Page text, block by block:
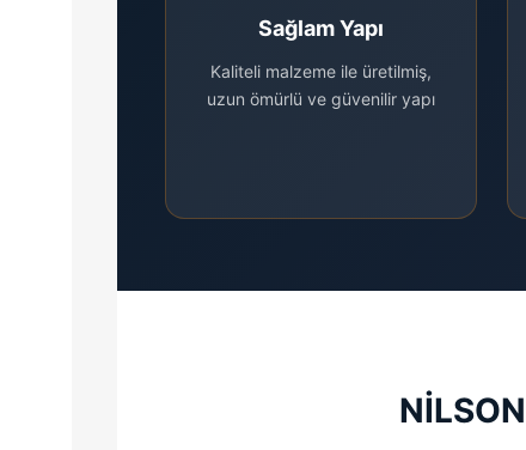
Sağlam Yapı
Kaliteli malzeme ile üretilmiş,
uzun ömürlü ve güvenilir yapı